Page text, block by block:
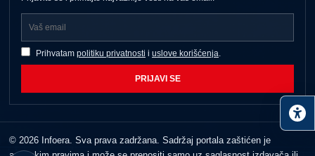
Prihvatam politiku privatnosti i uslove korišćenja.
PRIJAVI SE
© 2026 Infoera. Sva prava zadržana. Sadržaj portala zaštićen je